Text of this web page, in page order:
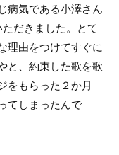
病気である小澤さん
だきました。とて
理由をつけてすぐに
と、約束した歌を歌
をもらった２か月
てしまったんで